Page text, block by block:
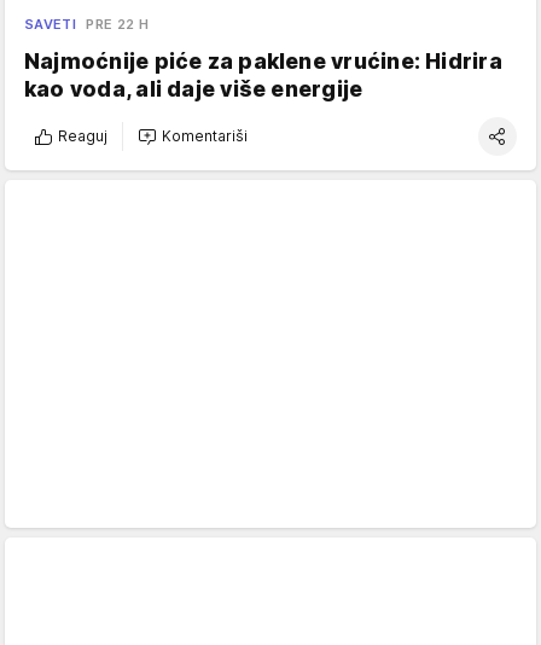
SAVETI PRE 22 H
Najmoćnije piće za paklene vrućine: Hidrira
kao voda, ali daje više energije
Reaguj Komentariši